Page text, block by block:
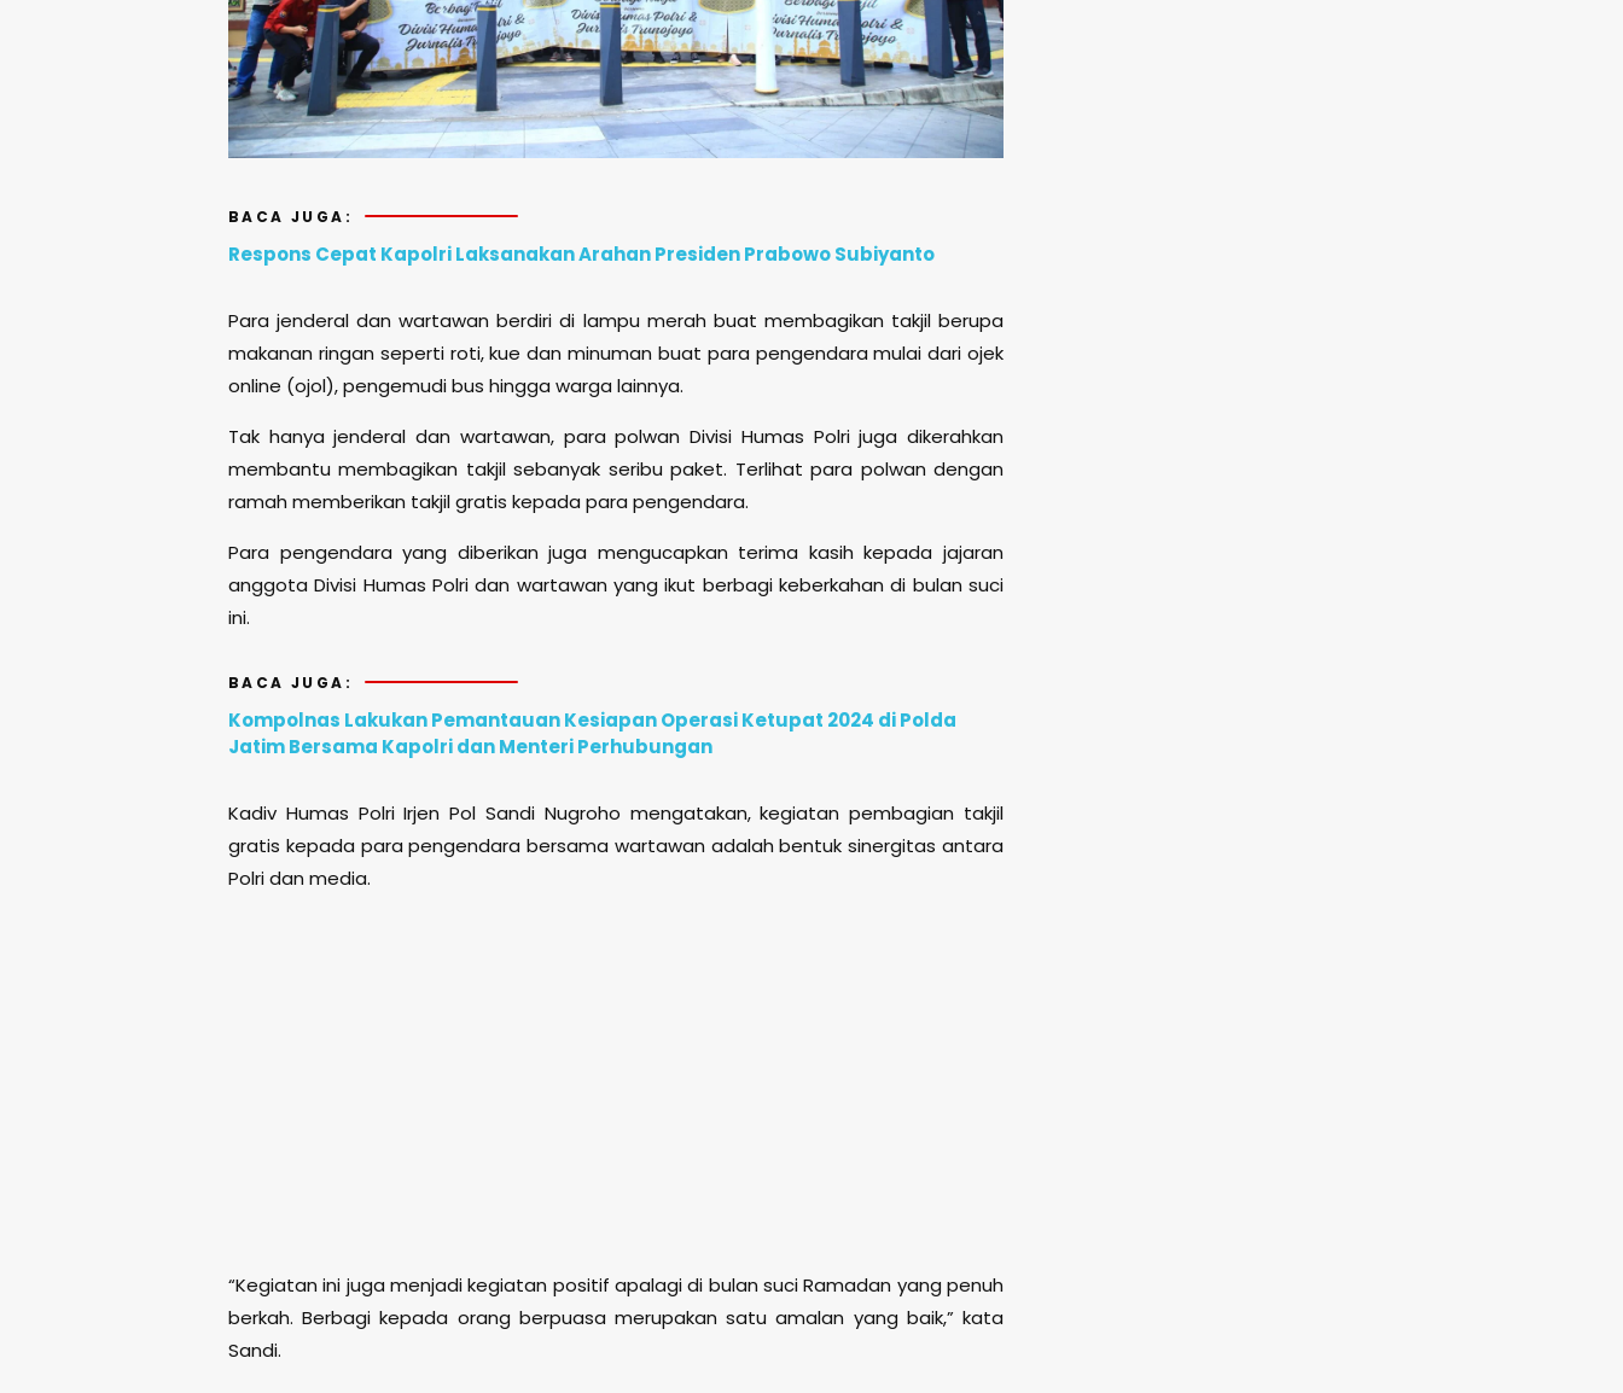
BACA JUGA:
Respons Cepat Kapolri Laksanakan Arahan Presiden Prabowo Subiyanto
Para jenderal dan wartawan berdiri di lampu merah buat membagikan takjil berupa
makanan ringan seperti roti, kue dan minuman buat para pengendara mulai dari ojek
online (ojol), pengemudi bus hingga warga lainnya.
Tak hanya jenderal dan wartawan, para polwan Divisi Humas Polri juga dikerahkan
membantu membagikan takjil sebanyak seribu paket. Terlihat para polwan dengan
ramah memberikan takjil gratis kepada para pengendara.
Para pengendara yang diberikan juga mengucapkan terima kasih kepada jajaran
anggota Divisi Humas Polri dan wartawan yang ikut berbagi keberkahan di bulan suci
ini.
BACA JUGA:
Kompolnas Lakukan Pemantauan Kesiapan Operasi Ketupat 2024 di Polda
Jatim Bersama Kapolri dan Menteri Perhubungan
Kadiv Humas Polri Irjen Pol Sandi Nugroho mengatakan, kegiatan pembagian takjil
gratis kepada para pengendara bersama wartawan adalah bentuk sinergitas antara
Polri dan media.
“Kegiatan ini juga menjadi kegiatan positif apalagi di bulan suci Ramadan yang penuh
berkah. Berbagi kepada orang berpuasa merupakan satu amalan yang baik,” kata
Sandi.